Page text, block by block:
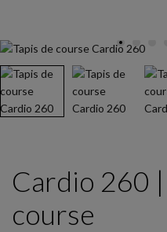
Cardio 260 |
course